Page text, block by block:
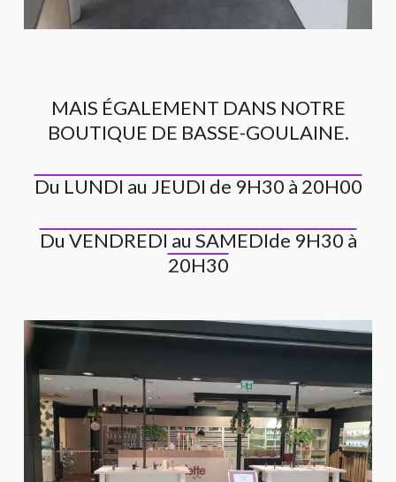
MAIS ÉGALEMENT DANS NOTRE
BOUTIQUE DE BASSE-GOULAINE.
Du LUNDI au JEUDI de 9H30 à 20H00
Du VENDREDI au SAMEDIde 9H30 à
20H30